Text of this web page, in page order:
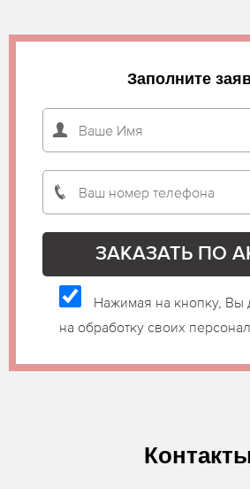
Заполните
Нажимая на кнопку, Вы
на обработку своих